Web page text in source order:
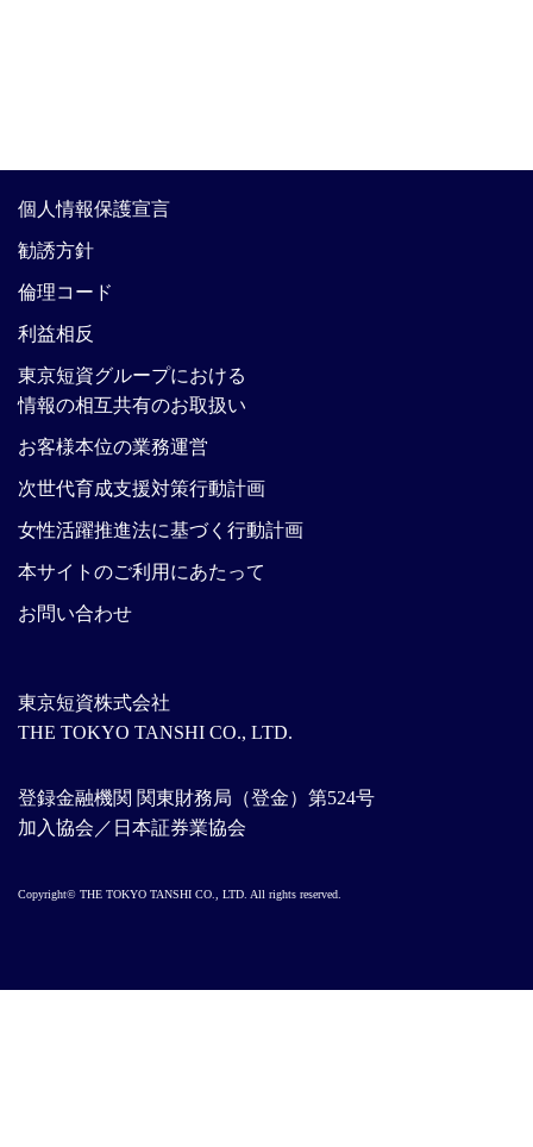
東京短資株式会社
THE TOKYO TANSHI CO., LTD.
登録金融機関 関東財務局（登金）第524号
加入協会／日本証券業協会
個人情報保護宣言
勧誘方針
倫理コード
利益相反
東京短資グループにおける
情報の相互共有のお取扱い
お客様本位の業務運営
次世代育成支援対策行動計画
女性活躍推進法に基づく行動計画
本サイトのご利用にあたって
お問い合わせ
Copyright© THE TOKYO TANSHI CO., LTD. All rights reserved.